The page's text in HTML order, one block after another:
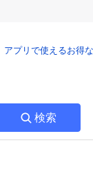
アプリで使えるお得
検索